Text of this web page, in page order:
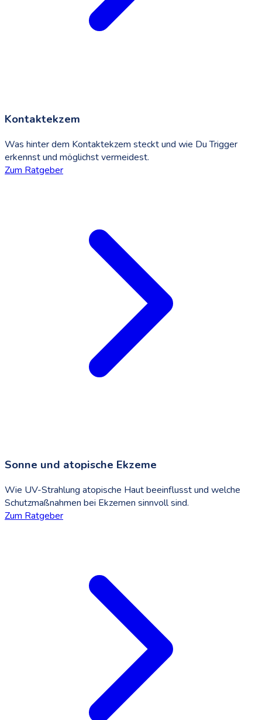
Kontaktekzem
Was hinter dem Kontaktekzem steckt und wie Du Trigger
erkennst und möglichst vermeidest.
Zum Ratgeber
Sonne und atopische Ekzeme
Wie UV-Strahlung atopische Haut beeinflusst und welche
Schutzmaßnahmen bei Ekzemen sinnvoll sind.
Zum Ratgeber